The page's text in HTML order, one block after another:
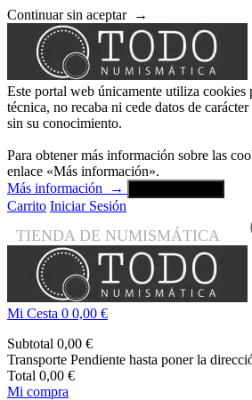
Continuar sin aceptar →
Este portal web únicamente utiliza cookies
técnica, no recaba ni cede datos de
sin su conocimiento.
Para obtener más información sobre las
enlace «Más información».
Más información
→
Carrito Iniciar Sesión
TIENDA DE NUMISMÁTICA
Mi Cesta 0 0,00 €
Subtotal 0,00 €
Transporte Pendiente hasta poner la
Total 0,00 €
Mi compra